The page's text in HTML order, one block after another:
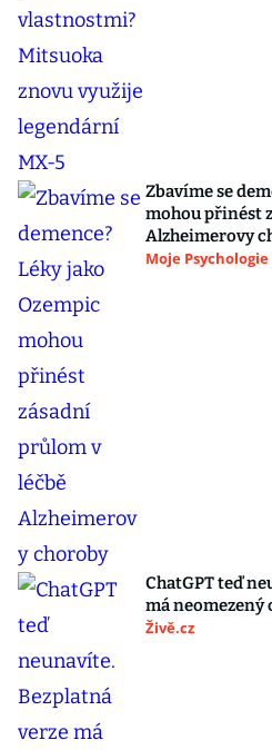
Zbavíme se
mohou přinést
Alzheimerovy
Moje Psychologie
ChatGPT teď
má neomezený
Živě.cz